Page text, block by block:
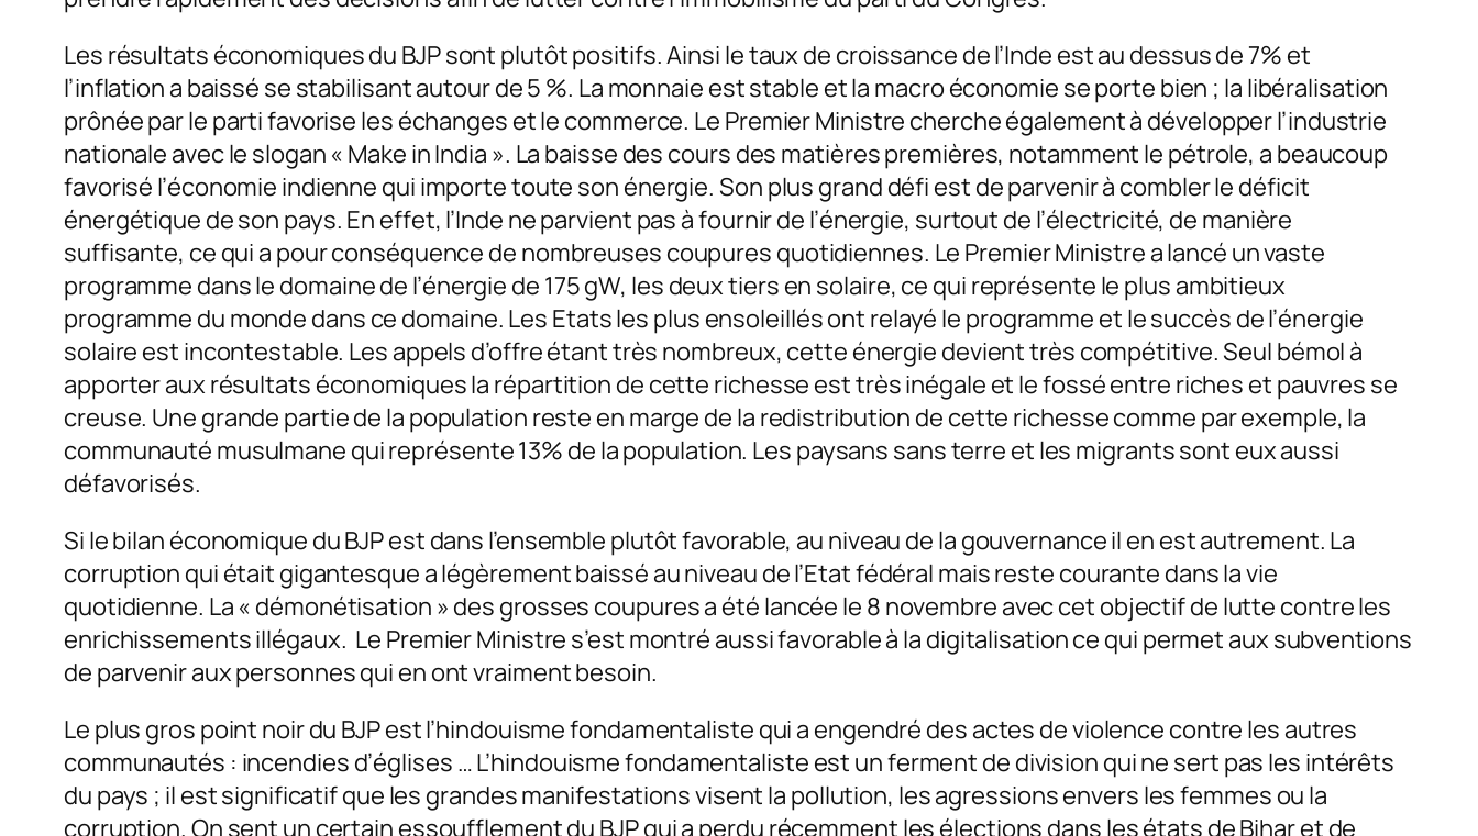
Les résultats économiques du BJP sont plutôt positifs. Ainsi le taux de croissance de l’Inde est au dessus de 7% et
l’inflation a baissé se stabilisant autour de 5 %. La monnaie est stable et la macro économie se porte bien ; la libéralisation
prônée par le parti favorise les échanges et le commerce. Le Premier Ministre cherche également à développer l’industrie
nationale avec le slogan « Make in India ». La baisse des cours des matières premières, notamment le pétrole, a beaucoup
favorisé l’économie indienne qui importe toute son énergie. Son plus grand défi est de parvenir à combler le déficit
énergétique de son pays. En effet, l’Inde ne parvient pas à fournir de l’énergie, surtout de l’électricité, de manière
suffisante, ce qui a pour conséquence de nombreuses coupures quotidiennes. Le Premier Ministre a lancé un vaste
programme dans le domaine de l’énergie de 175 gW, les deux tiers en solaire, ce qui représente le plus ambitieux
programme du monde dans ce domaine. Les Etats les plus ensoleillés ont relayé le programme et le succès de l’énergie
solaire est incontestable. Les appels d’offre étant très nombreux, cette énergie devient très compétitive. Seul bémol à
apporter aux résultats économiques la répartition de cette richesse est très inégale et le fossé entre riches et pauvres se
creuse. Une grande partie de la population reste en marge de la redistribution de cette richesse comme par exemple, la
communauté musulmane qui représente 13% de la population. Les paysans sans terre et les migrants sont eux aussi
défavorisés.
Si le bilan économique du BJP est dans l’ensemble plutôt favorable, au niveau de la gouvernance il en est autrement. La
corruption qui était gigantesque a légèrement baissé au niveau de l’Etat fédéral mais reste courante dans la vie
quotidienne. La « démonétisation » des grosses coupures a été lancée le 8 novembre avec cet objectif de lutte contre les
enrichissements illégaux. Le Premier Ministre s’est montré aussi favorable à la digitalisation ce qui permet aux subventions
de parvenir aux personnes qui en ont vraiment besoin.
Le plus gros point noir du BJP est l’hindouisme fondamentaliste qui a engendré des actes de violence contre les autres
communautés : incendies d’églises … L’hindouisme fondamentaliste est un ferment de division qui ne sert pas les intérêts
du pays ; il est significatif que les grandes manifestations visent la pollution, les agressions envers les femmes ou la
corruption. On sent un certain essoufflement du BJP qui a perdu récemment les élections dans les états de Bihar et de